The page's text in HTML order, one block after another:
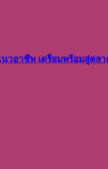
อาชีพ เตรียมพร้อมสู่ตล